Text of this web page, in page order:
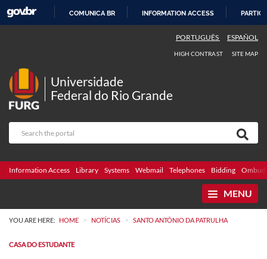
COMUNICA BR INFORMATION ACCESS
PORTUGUÊS ESPAÑOL
HIGH CONTRAST SITE MAP
Universidade
Federal do Rio Grande
Information Access Library Systems Webmail Telephones Bidding
MENU
YOU ARE HERE: HOME > NOTÍCIAS > SANTO ANTÔNIO DA PATRULHA
CASA DO ESTUDANTE